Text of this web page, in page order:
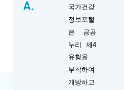
A.
국가건강
정보포털
은 공공
누리 제4
유형을
부착하여
개방하고